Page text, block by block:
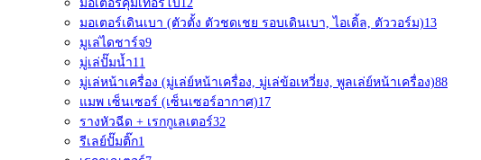
มอเตอร์คุมเทอร์โบ12
มอเตอร์เดินเบา (ตัวตั้ง ตัวชดเชย รอบเดินเบา, ไอเดิ้ล, ตัววอร์ม)13
มูเล่ไดชาร์จ9
มู่เล่ปั๊มน้ำ11
มู่เล่หน้าเครื่อง (มู่เล่ย์หน้าเครื่อง, มู่เล่ข้อเหวี่ยง, พูลเล่ย์หน้าเครื่อง)88
แมพ เซ็นเซอร์ (เซ็นเซอร์อากาศ)17
รางหัวฉีด + เรกกูเลเตอร์32
รีเลย์ปั๊มติ๊ก1